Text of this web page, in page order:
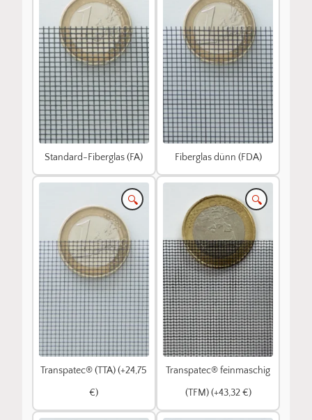
Standard-Fiberglas (FA) Fiberglas dünn (FDA)
🔍
Transpatec® (TTA) (+24,75
€)
🔍
Transpatec® feinmaschig
(TFM) (+43,32 €)